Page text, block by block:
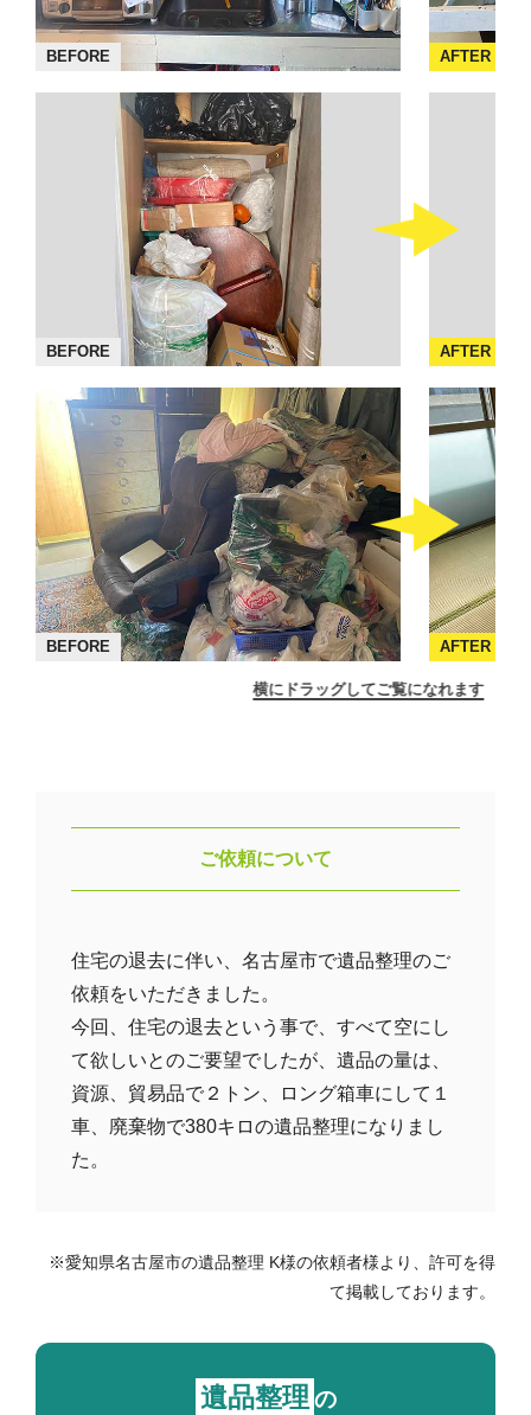
BEFORE AFTER
BEFORE AFTER
BEFORE AFTER
横にドラッグしてご覧になれます
ご依頼について
住宅の退去に伴い、名古屋市で遺品整理のご
依頼をいただきました。
今回、住宅の退去という事で、すべて空にし
て欲しいとのご要望でしたが、遺品の量は、
資源、貿易品で２トン、ロング箱車にして１
車、廃棄物で380キロの遺品整理になりまし
た。
※愛知県名古屋市の遺品整理 K様の依頼者様より、許可を得
て掲載しております。
遺品整理 の